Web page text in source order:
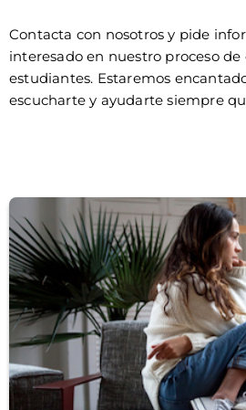
Contacta con nosotros y pide
interesado en nuestro proceso de
estudiantes. Estaremos
escucharte y ayudarte siempre